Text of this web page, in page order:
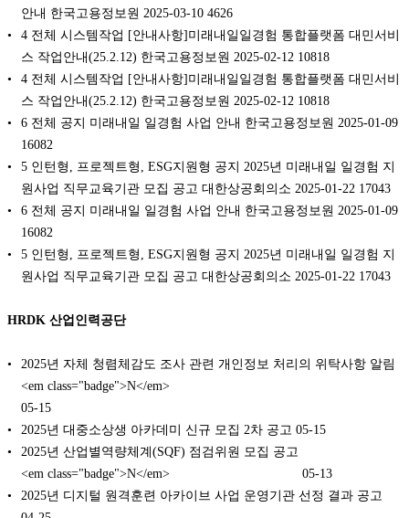
안내 한국고용정보원 2025-03-10 4626
4 전체 시스템작업 [안내사항]미래내일일경험 통합플랫폼 대민서비
스 작업안내(25.2.12) 한국고용정보원 2025-02-12 10818
4 전체 시스템작업 [안내사항]미래내일일경험 통합플랫폼 대민서비
스 작업안내(25.2.12) 한국고용정보원 2025-02-12 10818
6 전체 공지 미래내일 일경험 사업 안내 한국고용정보원 2025-01-09
16082
5 인턴형, 프로젝트형, ESG지원형 공지 2025년 미래내일 일경험 지
원사업 직무교육기관 모집 공고 대한상공회의소 2025-01-22 17043
6 전체 공지 미래내일 일경험 사업 안내 한국고용정보원 2025-01-09
16082
5 인턴형, 프로젝트형, ESG지원형 공지 2025년 미래내일 일경험 지
원사업 직무교육기관 모집 공고 대한상공회의소 2025-01-22 17043
HRDK 산업인력공단
2025년 자체 청렴체감도 조사 관련 개인정보 처리의 위탁사항 알림
<em class="badge">N</em>
05-15
2025년 대중소상생 아카데미 신규 모집 2차 공고 05-15
2025년 산업별역량체계(SQF) 점검위원 모집 공고
<em class="badge">N</em>
05-13
2025년 디지털 원격훈련 아카이브 사업 운영기관 선정 결과 공고